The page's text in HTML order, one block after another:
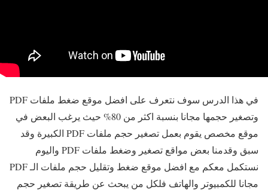
في هذا الدرس سوف نتعرف على افضل موقع ضغط ملفات PDF
وتصغير حجمها مجانا بنسبة اكثر من 80% حيث يرغب البعض في
موقع مخصص يقوم بعمل تصغير حجم ملفات PDF الكبيرة وقد
سبق وقدمنا بعض مواقع تصغير وضغط ملفات PDF واليوم
نستكمل معكم مع افضل موقع ضغط وتقليل حجم ملفات الـ PDF
مجانا للكمبيوتر والهاتف فلكل من يبحث عن طريقة تصغير حجم